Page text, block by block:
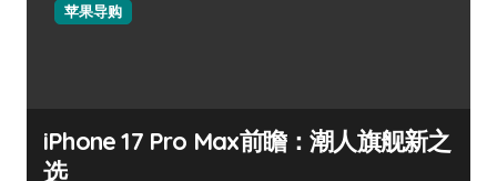
苹果导购
iPhone 17 Pro Max前瞻：潮人旗舰新之
选